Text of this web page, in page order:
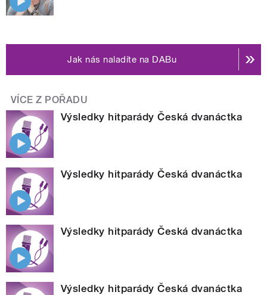
Jak nás naladíte na DABu
VÍCE Z POŘADU
Výsledky hitparády Česká dvanáctka
Výsledky hitparády Česká dvanáctka
Výsledky hitparády Česká dvanáctka
Výsledky hitparády Česká dvanáctka